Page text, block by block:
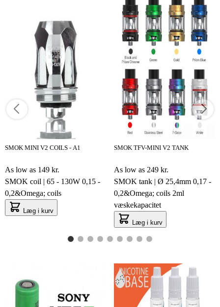
SMOK MINI V2 COILS - A1
As low as 149 kr.
SMOK coil | 65 - 130W 0,15 -
0,2&Omega; coils
Læg i kurv
SMOK TFV-MINI V2 TANK
As low as 249 kr.
SMOK tank | Ø 25,4mm 0,17 -
0,2&Omega; coils 2ml
væskekapacitet
Læg i kurv